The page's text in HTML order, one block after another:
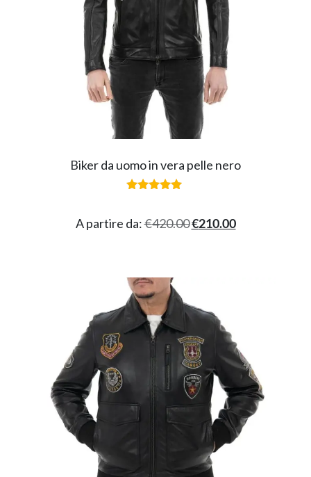
Biker da uomo in vera pelle nero
su 5
A partire da:€420.00€210.00